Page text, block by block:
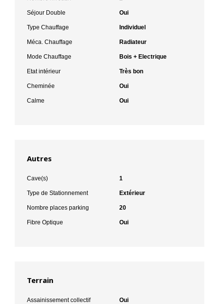
Séjour Double Oui
Type Chauffage Individuel
Méca. Chauffage Radiateur
Mode Chauffage Bois + Electrique
Etat intérieur Très bon
Cheminée Oui
Calme Oui
Autres
Cave(s) 1
Type de Stationnement Extérieur
Nombre places parking 20
Fibre Optique Oui
Terrain
Assainissement collectif Oui